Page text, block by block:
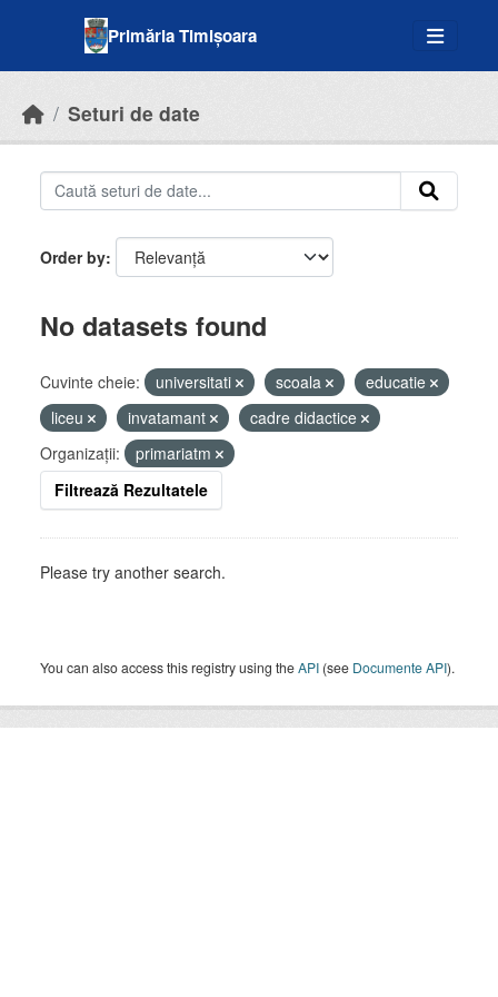
Primăria Timișoara
Seturi de date
Order by
No datasets found
Cuvinte cheie: universitati scoala
educatie
liceu
invatamant
cadre didactice
Organizații:
primariatm
Filtrează Rezultatele
Please try another search.
You can also access this registry using theAPI (see Documente API).